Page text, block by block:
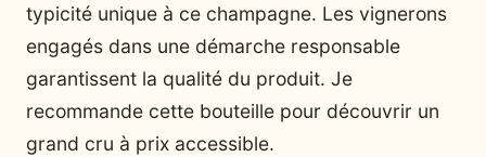
typicité unique à ce champagne. Les vignerons
engagés dans une démarche responsable
garantissent la qualité du produit. Je
recommande cette bouteille pour découvrir un
grand cru à prix accessible.